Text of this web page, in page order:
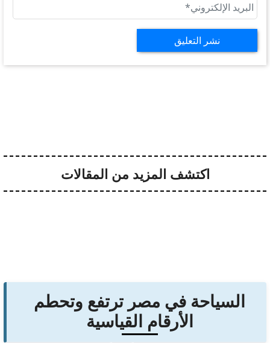
نشر التعليق
اكتشف المزيد من المقالات
السياحة في مصر ترتفع وتحطم
الأرقام القياسية